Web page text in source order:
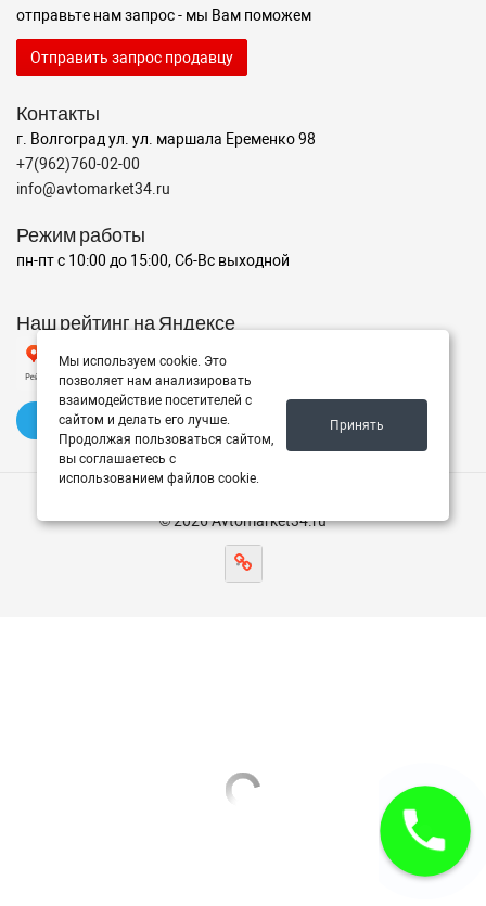
отправьте нам запрос - мы Вам поможем
Отправить запрос продавцу
Контакты
г. Волгоград ул. ул. маршала Еременко 98
+7(962)760-02-00
info@avtomarket34.ru
Режим работы
пн-пт с 10:00 до 15:00, Сб-Вс выходной
Наш рейтинг на Яндексе
✍️ Оставить отзыв
© 2026 Avtomarket34.ru
Мы используем cookie. Это
позволяет нам анализировать
взаимодействие посетителей с
сайтом и делать его лучше.
Продолжая пользоваться сайтом,
вы соглашаетесь с
использованием файлов cookie.
Принять